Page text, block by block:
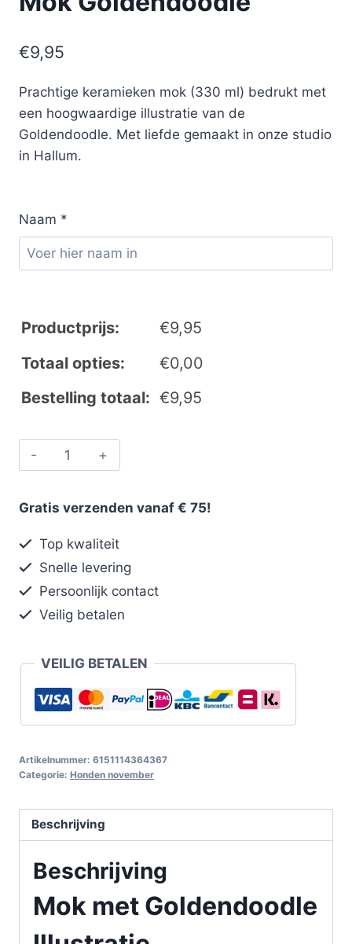
€9,95
Prachtige keramieken mok (330 ml) bedrukt met
een hoogwaardige illustratie van de
Goldendoodle. Met liefde gemaakt in onze studio
in Hallum.
Naam *
Productprijs: €9,95
Totaal opties:
€0,00
Bestelling totaal: €9,95
Gratis verzenden vanaf € 75!
Top kwaliteit
Snelle levering
Persoonlijk contact
Veilig betalen
VEILIG BETALEN
Artikelnummer: 6151114364367
Categorie: Honden november
Beschrijving
Beschrijving
Mok met Goldendoodle